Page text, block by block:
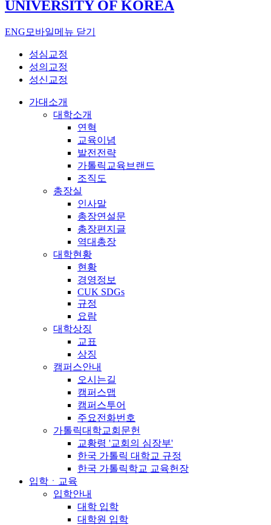
ENG 모바일메뉴 닫기
성심교정
성의교정
성신교정
가대소개
대학소개
연혁
교육이념
발전전략
가톨릭교육브랜드
조직도
총장실
인사말
총장연설문
총장편지글
역대총장
대학현황
현황
경영정보
CUK SDGs
규정
요람
대학상징
교표
상징
캠퍼스안내
오시는길
캠퍼스맵
캠퍼스투어
주요전화번호
가톨릭대학교회문헌
교황령 '교회의 심장부'
한국 가톨릭 대학교 규정
한국 가톨릭학교 교육헌장
입학ㆍ교육
입학안내
대학 입학
대학원 입학